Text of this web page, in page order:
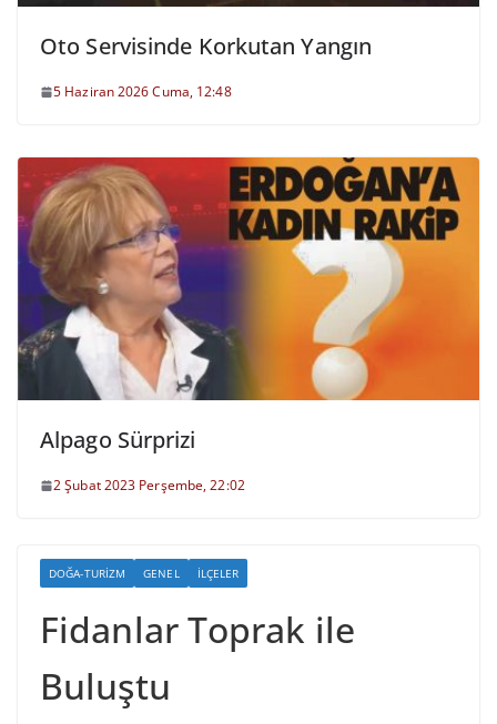
Oto Servisinde Korkutan Yangın
5 Haziran 2026 Cuma, 12:48
Alpago Sürprizi
2 Şubat 2023 Perşembe, 22:02
DOĞA-TURIZM GENEL İLÇELER
Fidanlar Toprak ile
Buluştu